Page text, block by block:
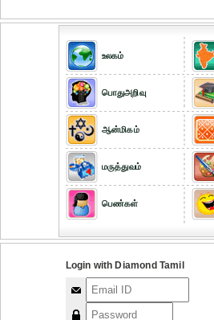
உலகம்
பொதுஅறிவு
ஆன்மிகம்
மருத்துவம்
பெண்கள்
Login with Diamond Tamil